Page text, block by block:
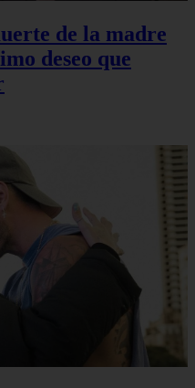
de la madre
deseo que